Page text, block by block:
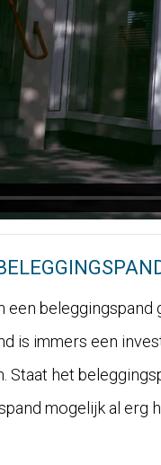
een
is immers een
Staat het
mogelijk al erg